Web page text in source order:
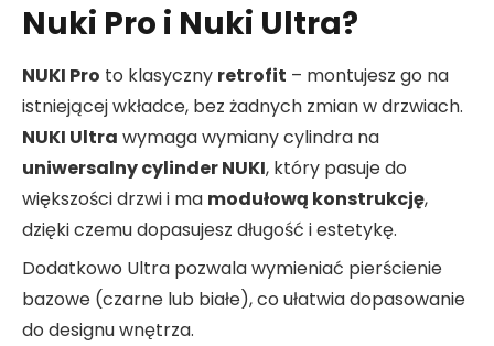
Nuki Pro i Nuki Ultra?
NUKI Pro to klasyczny retrofit – montujesz go na
istniejącej wkładce, bez żadnych zmian w drzwiach.
NUKI Ultra wymaga wymiany cylindra na
uniwersalny cylinder NUKI, który pasuje do
większości drzwi i ma modułową konstrukcję,
dzięki czemu dopasujesz długość i estetykę.
Dodatkowo Ultra pozwala wymieniać pierścienie
bazowe (czarne lub białe), co ułatwia dopasowanie
do designu wnętrza.